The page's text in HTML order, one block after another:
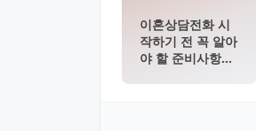
이혼상담전화 시
작하기 전 꼭 알아
야 할 준비사항과